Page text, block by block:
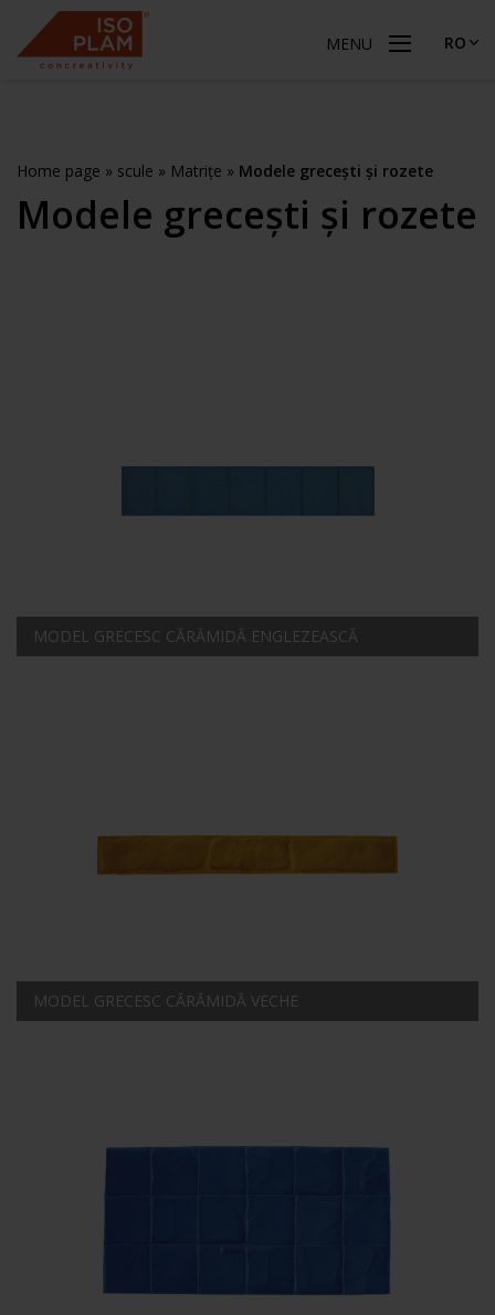
MENU RO
Home page » scule » Matrițe » Modele grecești și rozete
Modele grecești și rozete
MODEL GRECESC CĂRĂMIDĂ ENGLEZEASCĂ
MODEL GRECESC CĂRĂMIDĂ VECHE